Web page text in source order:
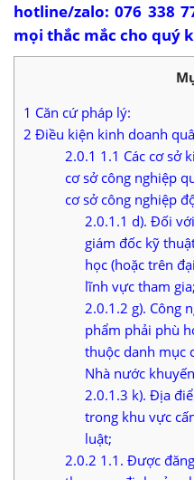
hotline/zalo: 076 338
mọi thắc mắc cho quý
1 Căn cứ pháp lý:
2 Điều kiện kinh doanh
2.0.1 1.1 Các cơ sở
cơ sở công nghiệp
cơ sở công nghiệp
2.0.1.1 d). Đối
giám đốc kỹ
học (hoặc trên
lĩnh vực tham gia;
2.0.1.2 g). Công
phẩm phải phù
thuộc danh mục
Nhà nước
2.0.1.3 k). Địa
trong khu vực
luật;
2.0.2 1.1. Được